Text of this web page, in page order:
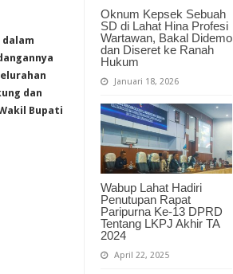
Oknum Kepsek Sebuah
SD di Lahat Hina Profesi
Wartawan, Bakal Didemo
dan Diseret ke Ranah
Hukum
Januari 18, 2026
Wabup Lahat Hadiri
Penutupan Rapat
Paripurna Ke-13 DPRD
Tentang LKPJ Akhir TA
2024
April 22, 2025
dan
Bupati